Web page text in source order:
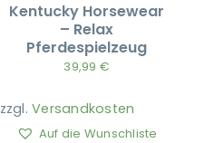
Kentucky Horsewear
– Relax
Pferdespielzeug
39,99 €
zzgl.Versandkosten
Auf die Wunschliste